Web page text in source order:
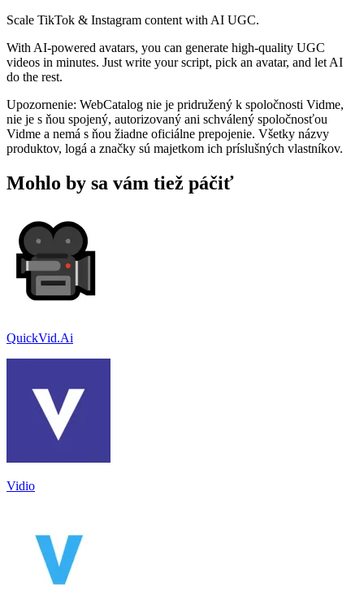
Scale TikTok & Instagram content with AI UGC.
With AI-powered avatars, you can generate high-quality UGC
videos in minutes. Just write your script, pick an avatar, and let AI
do the rest.
Upozornenie: WebCatalog nie je pridružený k spoločnosti Vidme,
nie je s ňou spojený, autorizovaný ani schválený spoločnosťou
Vidme a nemá s ňou žiadne oficiálne prepojenie. Všetky názvy
produktov, logá a značky sú majetkom ich príslušných vlastníkov.
Mohlo by sa vám tiež páčiť
QuickVid.Ai
Vidio